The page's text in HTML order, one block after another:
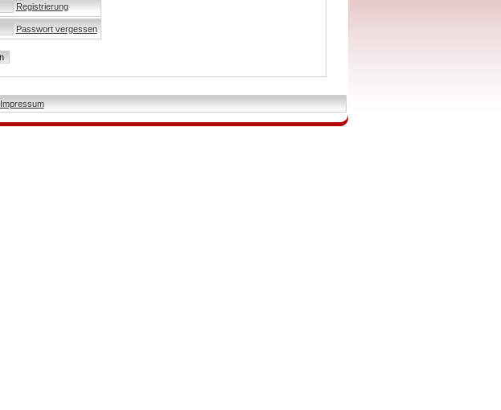
Registrierung
Passwort vergessen
Impressum